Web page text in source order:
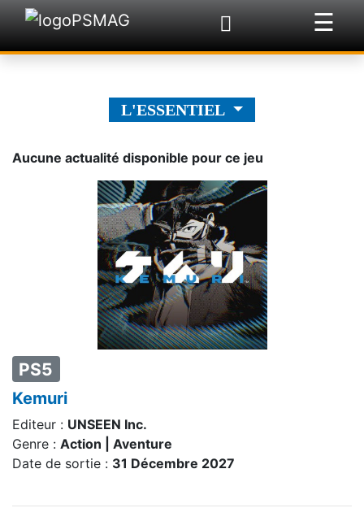
☰
×
L'ESSENTIEL
PS5
Kemuri
Editeur : UNSEEN Inc.
Genre : Action | Aventure
Date de sortie : 31 Décembre 2027
Aucune actualité disponible pour ce jeu